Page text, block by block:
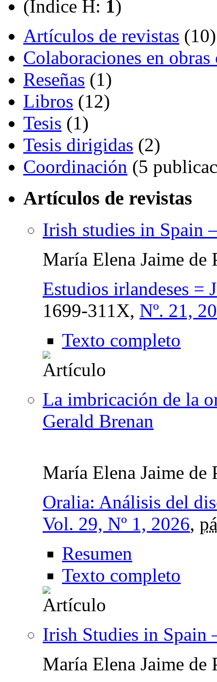
(Índice H: 1)
Artículos de revistas (10)
Colaboraciones en
Reseñas (1)
Libros (12)
Tesis (1)
Tesis dirigidas (2)
Coordinación (5
Artículos de revistas
Irish studies in Spain
María Elena Jaime de
Estudios irlandeses =
1699-311X, Nº. 21,
Texto completo
La imbricación de la
Gerald Brenan
María Elena Jaime de
Oralia: Análisis del
Vol. 29, Nº 1, 2026,
Resumen
Texto completo
Irish Studies in Spain
María Elena Jaime de